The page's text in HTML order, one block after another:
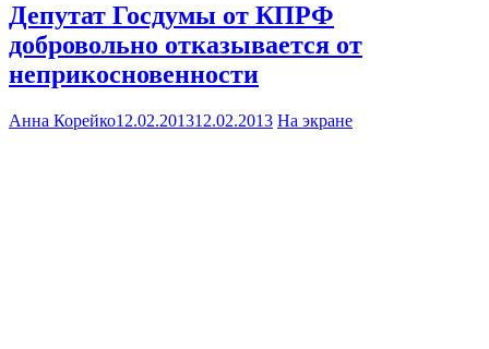
Депутат Госдумы от КПРФ
добровольно отказывается от
неприкосновенности
Анна Корейко12.02.201312.02.2013 На экране